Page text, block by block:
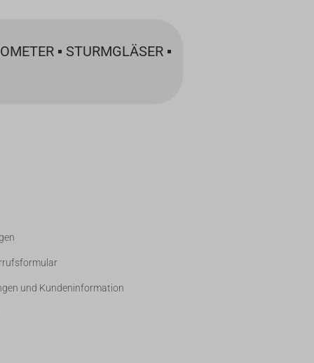
▪ STURMGLÄSER ▪
und Kundeninformation